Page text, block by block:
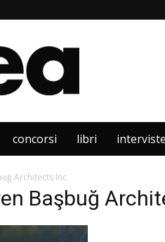
concorsi libri interviste
Architects Inc
Başbuğ